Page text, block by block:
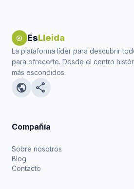
explore EsLleida
La plataforma líder para descubrir
para ofrecerte. Desde el centro
más escondidos.
public share
Compañía
Sobre nosotros
Blog
Contacto